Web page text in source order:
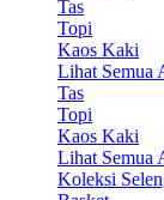
Tas
Topi
Kaos Kaki
Lihat Semua
Tas
Topi
Kaos Kaki
Lihat Semua
Koleksi